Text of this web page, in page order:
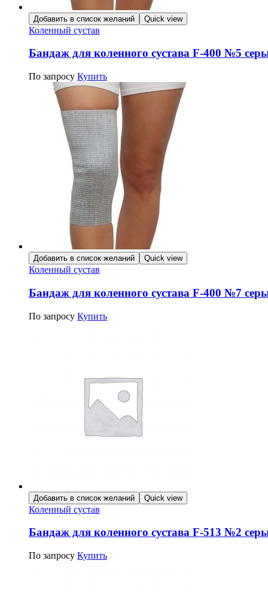
Добавить в список желаний Quick view
Коленный сустав
Бандаж для коленного сустава F-400 №5
По запросу Купить
Добавить в список желаний Quick view
Коленный сустав
Бандаж для коленного сустава F-400 №7
По запросу Купить
Добавить в список желаний Quick view
Коленный сустав
Бандаж для коленного сустава F-513 №2
По запросу Купить